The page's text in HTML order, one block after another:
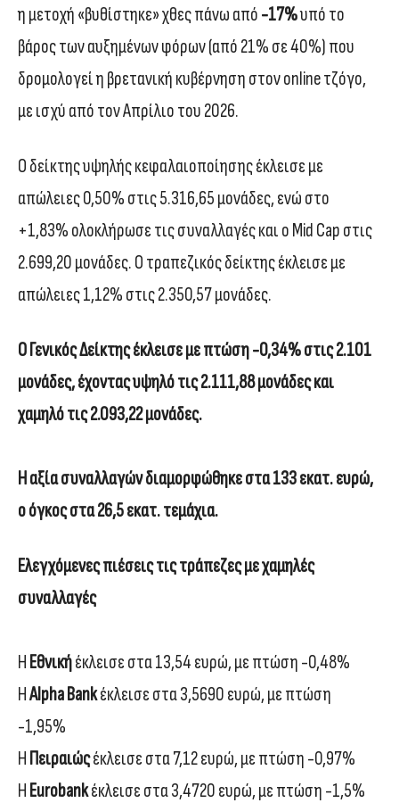
η μετοχή «βυθίστηκε» χθες πάνω από -17%υπό το
βάρος των αυξημένων φόρων (από 21% σε 40%) που
δρομολογεί η βρετανική κυβέρνηση στον online τζόγο,
με ισχύ από τον Απρίλιο του 2026.
Ο δείκτης υψηλής κεφαλαιοποίησης έκλεισε με
απώλειες 0,50% στις 5.316,65 μονάδες, ενώ στο
+1,83% ολοκλήρωσε τις συναλλαγές και ο Mid Cap στις
2.699,20 μονάδες. Ο τραπεζικός δείκτης έκλεισε με
απώλειες 1,12% στις 2.350,57 μονάδες.
Ο Γενικός Δείκτης έκλεισε με πτώση -0,34% στις 2.101
μονάδες, έχοντας υψηλό τις 2.111,88 μονάδες και
χαμηλό τις 2.093,22 μονάδες.
Η αξία συναλλαγών διαμορφώθηκε στα 133 εκατ. ευρώ,
ο όγκος στα 26,5 εκατ. τεμάχια.
Eλεγχόμενες πιέσεις τις τράπεζες με χαμηλές
συναλλαγές
Η Εθνικήέκλεισε στα 13,54 ευρώ, με πτώση -0,48%
ΗAlpha Bankέκλεισε στα 3,5690 ευρώ, με πτώση
-1,95%
Η Πειραιώςέκλεισε στα 7,12 ευρώ, με πτώση -0,97%
Η Eurobankέκλεισε στα 3,4720 ευρώ, με πτώση -1,5%